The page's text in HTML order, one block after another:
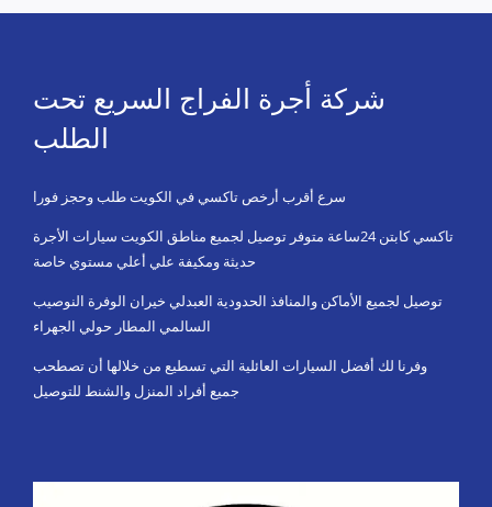
شركة أجرة الفراج السريع تحت
الطلب
سرع أقرب أرخص تاكسي في الكويت طلب وحجز فورا
تاكسي كابتن 24ساعة متوفر توصيل لجميع مناطق الكويت سيارات الأجرة
حديثة ومكيفة علي أعلي مستوي خاصة
توصيل لجميع الأماكن والمنافذ الحدودية العبدلي خيران الوفرة النوصيب
السالمي المطار حولي الجهراء
وفرنا لك أفضل السيارات العائلية التي تسطيع من خلالها أن تصطحب
جميع أفراد المنزل والشنط للتوصيل